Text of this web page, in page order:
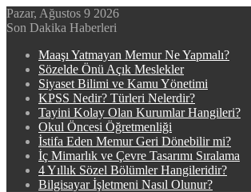
Pazar, Ağustos 9 2026
Son Dakika Haberleri
Maaşı Yatmayan Memur Ne Yapmalı?
Sözelde Önü Açık Meslekler
Siyaset Bilimi ve Kamu Yönetimi
KPSS Nedir? Türleri Nelerdir?
Tayini Kolay Olan Kurumlar Hangileri?
Okul Öncesi Öğretmenliği
İstifa Eden Memur Geri Dönebilir mi?
İç Mimarlık ve Çevre Tasarımı Sıralama
4 Yıllık Sözel Bölümler Hangileridir?
Bilgisayar İşletmeni Nasıl Olunur?